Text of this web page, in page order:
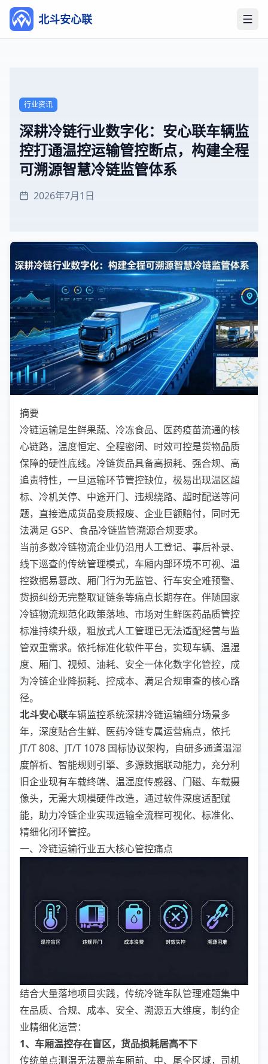
北斗安心联
行业资讯
深耕冷链行业数字化：安心联车辆监
控打通温控运输管控断点，构建全程
可溯源智慧冷链监管体系
2026年7月1日
摘要
冷链运输是生鲜果蔬、冷冻食品、医药疫苗流通的核
心链路，温度恒定、全程密闭、时效可控是货物品质
保障的硬性底线。冷链货品具备高损耗、强合规、高
追责特性，一旦运输环节管控缺位，极易出现温区超
标、冷机关停、中途开门、违规绕路、超时配送等问
题，直接造成货品变质报废、企业巨额赔付，同时无
法满足 GSP、食品冷链监管溯源合规要求。
当前多数冷链物流企业仍沿用人工登记、事后补录、
线下巡查的传统管理模式，车厢内部环境不可视、温
控数据易篡改、厢门行为无监管、行车安全难预警、
货损纠纷无完整取证链条等痛点长期存在。伴随国家
冷链物流规范化政策落地、市场对生鲜医药品质管控
标准持续升级，粗放式人工管理已无法适配经营与监
管双重需求。依托标准化软件平台，实现车辆、温湿
度、厢门、视频、油耗、安全一体化数字化管控，成
为冷链企业降损耗、控成本、满足合规审查的核心路
径。
北斗安心联车辆监控系统深耕冷链运输细分场景多
年，深度贴合生鲜、医药冷链专属运营痛点，依托
JT/T 808、JT/T 1078 国标协议架构，自研多通道温湿
度解析、智能规则引擎、多源数据联动能力，充分利
旧企业现有车载终端、温湿度传感器、门磁、车载摄
像头，无需大规模硬件改造，通过软件深度适配赋
能，助力冷链企业实现运输全流程可视化、标准化、
精细化闭环管控。
一、冷链运输行业五大核心管控痛点
结合大量落地项目实践，传统冷链车队管理难题集中
在品质、合规、成本、安全、溯源五大维度，制约企
业精细化运营：
1、车厢温控存在盲区，货品损耗居高不下
传统单点测温无法覆盖车厢前、中、尾全区域，司机